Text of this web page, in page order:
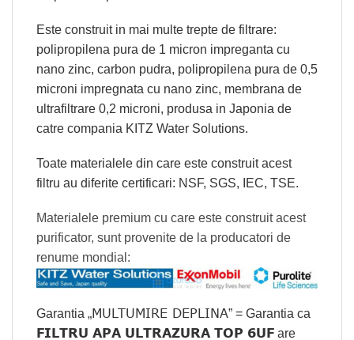
Este construit in mai multe trepte de filtrare:
polipropilena pura de 1 micron impreganta cu
nano zinc, carbon pudra, polipropilena pura de 0,5
microni impregnata cu nano zinc, membrana de
ultrafiltrare 0,2 microni, produsa in Japonia de
catre compania KITZ Water Solutions.
Toate materialele din care este construit acest
filtru au diferite certificari: NSF, SGS, IEC, TSE.
Materialele premium cu care este construit acest
purificator, sunt provenite de la producatori de
renume mondial:
Garantia „MULTUMIRE DEPLINA” = Garantia ca
FILTRU APA ULTRAZURA TOP 6UF are